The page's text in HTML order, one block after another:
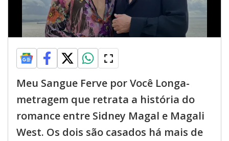
Meu Sangue Ferve por Você Longa-
metragem que retrata a história do
romance entre Sidney Magal e Magali
West. Os dois são casados há mais de